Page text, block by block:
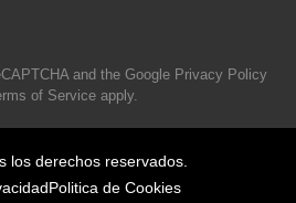
and the Google Privacy Policy
of Service apply.
los derechos reservados.
Politica de Cookies